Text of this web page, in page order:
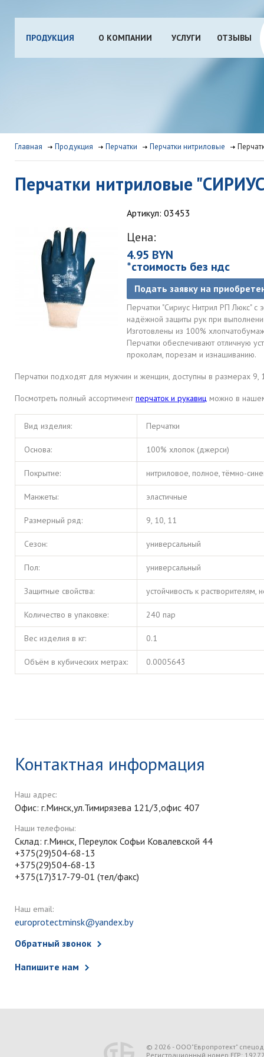
ПРОДУКЦИЯ О КОМПАНИИ УСЛУГИ ОТЗЫВЫ
Главная Продукция Перчатки Перчатки нитриловые
Перчатки нитриловые
Артикул: 03453
Цена:
4.95 BYN
*стоимость без ндс
Подать заявку на
Перчатки "Сириус Нитрил РП Люкс"
надёжной защиты рук при
Изготовлены из 100%
Перчатки обеспечивают отличную
проколам, порезам и изнашиванию.
Перчатки подходят для мужчин и женщин, доступны в размерах 9,
Посмотреть полный ассортимент перчаток и рукавиц можно в
Вид изделия: Перчатки
Основа: 100% хлопок (джерси)
Покрытие: нитриловое, полное, тёмно-
Манжеты: эластичные
Размерный ряд: 9, 10, 11
Сезон: универсальный
Пол: универсальный
Защитные свойства: устойчивость к
Количество в упаковке: 240 пар
Вес изделия в кг: 0.1
Объём в кубических метрах: 0.0005643
Контактная информация
Наш адрес:
Офис: г.Минск,ул.Тимирязева 121/3,офис 407
Наши телефоны:
Склад: г.Минск, Переулок Софьи Ковалевской 44
+375(29)504-68-13
+375(29)504-68-13
+375(17)317-79-01 (тел/факс)
Наш email:
europrotectminsk@yandex.by
Обратный звонок
Напишите нам
© 2026 - ООО"Европротект"
Регистрационный номер ЕГР: